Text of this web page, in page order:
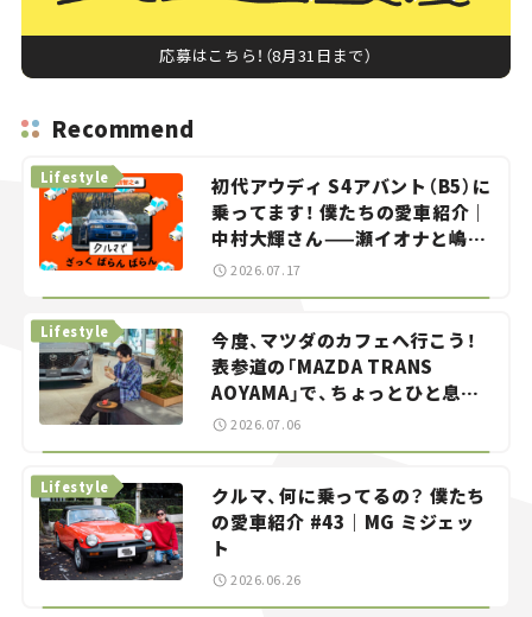
応募はこちら！（8月31日まで）
Recommend
初代アウディ S4アバント（B5）に
乗ってます！ 僕たちの愛車紹介｜
中村大輝さん——瀬イオナと嶋田
智之の「クルマでざっくばらんば
Lifestyle
2026.07.17
今度、マツダのカフェへ行こう！
表参道の「MAZDA TRANS
AOYAMA」で、ちょっとひと息。
——連載｜CCGとクルマでどうす
る？＜第13回＞
Lifestyle
2026.07.06
クルマ、何に乗ってるの？ 僕たち
の愛車紹介 #43｜MG ミジェッ
ト
Lifestyle
2026.06.26